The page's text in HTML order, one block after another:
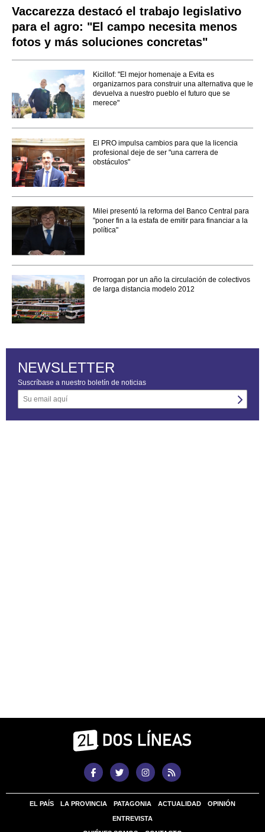
Vaccarezza destacó el trabajo legislativo
para el agro: "El campo necesita menos
fotos y más soluciones concretas"
Kicillof: "El mejor homenaje a Evita es
organizarnos para construir una alternativa que le
devuelva a nuestro pueblo el futuro que se
merece"
El PRO impulsa cambios para que la licencia
profesional deje de ser "una carrera de
obstáculos"
Milei presentó la reforma del Banco Central para
"poner fin a la estafa de emitir para financiar a la
política"
Prorrogan por un año la circulación de colectivos
de larga distancia modelo 2012
NEWSLETTER
Suscríbase a nuestro boletín de noticias
EL PAÍS LA PROVINCIA PATAGONIA ACTUALIDAD OPINIÓN
ENTREVISTA